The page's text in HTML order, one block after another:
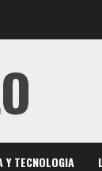
Y TECNOLOGIA